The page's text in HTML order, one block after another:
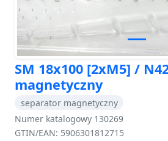
SM 18x100 [2xM5] /
magnetyczny
separator magnetyczny
Numer katalogowy 130269
GTIN/EAN: 5906301812715